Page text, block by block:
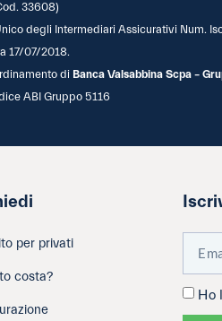
33608)
degli Intermediari Assicurativi Num.
17/07/2018.
di Banca Valsabbina Scpa –
ABI Gruppo 5116
per privati
costa?
Ho